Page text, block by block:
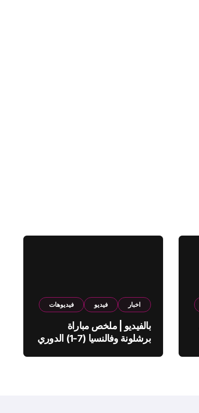
اخبار فيديو فيديوهات
بالفيديو | ملخص مباراة
برشلونة وفالنسيا (7-1) الدوري